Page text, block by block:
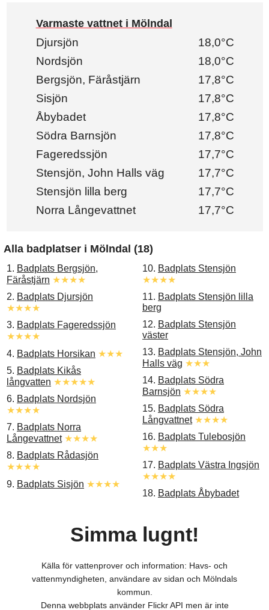
Varmaste vattnet i Mölndal
Djursjön
18,0°C
Nordsjön
18,0°C
Bergsjön, Färåstjärn
17,8°C
Sisjön
17,8°C
Åbybadet
17,8°C
Södra Barnsjön
17,8°C
Fageredssjön
17,7°C
Stensjön, John Halls väg
17,7°C
Stensjön lilla berg
17,7°C
Norra Långevattnet
17,7°C
Alla badplatser i Mölndal (18)
1. Badplats Bergsjön,
Färåstjärn ★★★★
2. Badplats Djursjön
★★★★
3. Badplats Fageredssjön
★★★★
4. Badplats Horsikan ★★★
5. Badplats Kikås
långvatten ★★★★★
6. Badplats Nordsjön
★★★★
7. Badplats Norra
Långevattnet ★★★★
8. Badplats Rådasjön
★★★★
9. Badplats Sisjön ★★★★
10. Badplats Stensjön
★★★★
11. Badplats Stensjön lilla
berg
12. Badplats Stensjön
väster
13. Badplats Stensjön, John
Halls väg ★★★
14. Badplats Södra
Barnsjön ★★★★
15. Badplats Södra
Långvattnet ★★★★
16. Badplats Tulebosjön
★★★
17. Badplats Västra Ingsjön
★★★★
18. Badplats Åbybadet
Simma lugnt!
Källa för vattenprover och information: Havs- och
vattenmyndigheten, användare av sidan och Mölndals
kommun.
Denna webbplats använder Flickr API men är inte